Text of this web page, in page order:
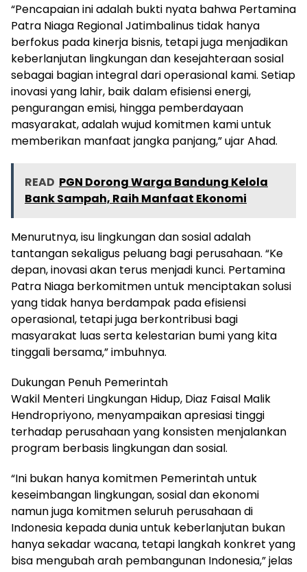
“Pencapaian ini adalah bukti nyata bahwa Pertamina
Patra Niaga Regional Jatimbalinus tidak hanya
berfokus pada kinerja bisnis, tetapi juga menjadikan
keberlanjutan lingkungan dan kesejahteraan sosial
sebagai bagian integral dari operasional kami. Setiap
inovasi yang lahir, baik dalam efisiensi energi,
pengurangan emisi, hingga pemberdayaan
masyarakat, adalah wujud komitmen kami untuk
memberikan manfaat jangka panjang,” ujar Ahad.
READ PGN Dorong Warga Bandung Kelola
Bank Sampah, Raih Manfaat Ekonomi
Menurutnya, isu lingkungan dan sosial adalah
tantangan sekaligus peluang bagi perusahaan. “Ke
depan, inovasi akan terus menjadi kunci. Pertamina
Patra Niaga berkomitmen untuk menciptakan solusi
yang tidak hanya berdampak pada efisiensi
operasional, tetapi juga berkontribusi bagi
masyarakat luas serta kelestarian bumi yang kita
tinggali bersama,” imbuhnya.
Dukungan Penuh Pemerintah
Wakil Menteri Lingkungan Hidup, Diaz Faisal Malik
Hendropriyono, menyampaikan apresiasi tinggi
terhadap perusahaan yang konsisten menjalankan
program berbasis lingkungan dan sosial.
“Ini bukan hanya komitmen Pemerintah untuk
keseimbangan lingkungan, sosial dan ekonomi
namun juga komitmen seluruh perusahaan di
Indonesia kepada dunia untuk keberlanjutan bukan
hanya sekadar wacana, tetapi langkah konkret yang
bisa mengubah arah pembangunan Indonesia,” jelas